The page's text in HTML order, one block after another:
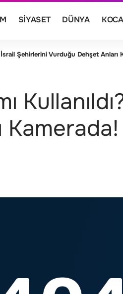
SIYASET DÜNYA
İsrail Şehirlerini Vurduğu Dehşet Anları
Kamerada!